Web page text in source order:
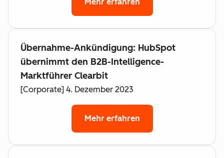
Übernahme-Ankündigung: HubSpot
übernimmt den B2B-Intelligence-
Marktführer Clearbit
[Corporate] 4. Dezember 2023
Mehr erfahren